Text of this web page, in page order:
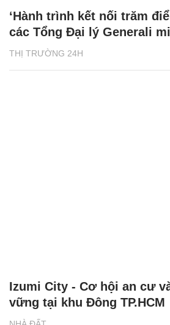
THỊ TRƯỜNG 24H
‘Hành trình kết nối trăm
các Tổng Đại lý Generali
Izumi City - Cơ hội an cư
vững tại khu Đông TP.HCM